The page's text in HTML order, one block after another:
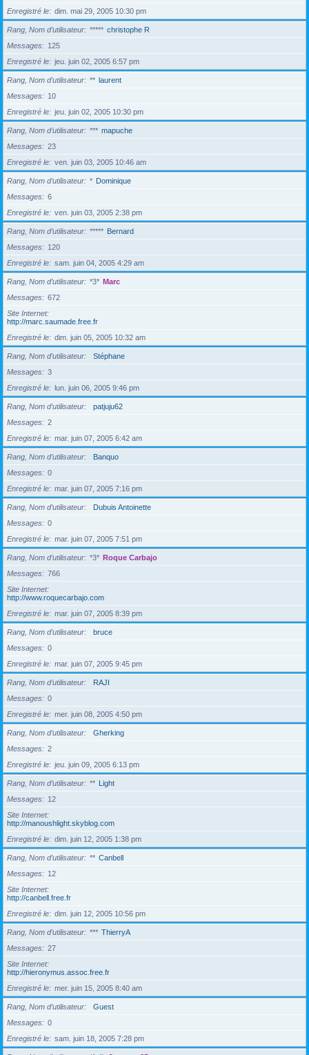
Enregistré le
dim. mai 29, 2005 10:30 pm
Rang, Nom d’utilisateur ***** christophe R
Messages
125
Enregistré le
jeu. juin 02, 2005 6:57 pm
Rang, Nom d’utilisateur ** laurent
Messages
10
Enregistré le
jeu. juin 02, 2005 10:30 pm
Rang, Nom d’utilisateur *** mapuche
Messages
23
Enregistré le
ven. juin 03, 2005 10:46 am
Rang, Nom d’utilisateur * Dominique
Messages
6
Enregistré le
ven. juin 03, 2005 2:38 pm
Rang, Nom d’utilisateur ***** Bernard
Messages
120
Enregistré le
sam. juin 04, 2005 4:29 am
Rang, Nom d’utilisateur *3* Marc
Messages
672
Site Internet
http://marc.saumade.free.fr
Enregistré le
dim. juin 05, 2005 10:32 am
Rang, Nom d’utilisateur
Stéphane
Messages
3
Enregistré le
lun. juin 06, 2005 9:46 pm
Rang, Nom d’utilisateur
patjuju62
Messages
2
Enregistré le
mar. juin 07, 2005 6:42 am
Rang, Nom d’utilisateur
Banquo
Messages
0
Enregistré le
mar. juin 07, 2005 7:16 pm
Rang, Nom d’utilisateur
Dubuis Antoinette
Messages
0
Enregistré le
mar. juin 07, 2005 7:51 pm
Rang, Nom d’utilisateur *3* Roque Carbajo
Messages
766
Site Internet
http://www.roquecarbajo.com
Enregistré le
mar. juin 07, 2005 8:39 pm
Rang, Nom d’utilisateur
bruce
Messages
0
Enregistré le
mar. juin 07, 2005 9:45 pm
Rang, Nom d’utilisateur
RAJI
Messages
0
Enregistré le
mer. juin 08, 2005 4:50 pm
Rang, Nom d’utilisateur
Gherking
Messages
2
Enregistré le
jeu. juin 09, 2005 6:13 pm
Rang, Nom d’utilisateur ** Light
Messages
12
Site Internet
http://manoushlight.skyblog.com
Enregistré le
dim. juin 12, 2005 1:38 pm
Rang, Nom d’utilisateur ** Canbell
Messages
12
Site Internet
http://canbell.free.fr
Enregistré le
dim. juin 12, 2005 10:56 pm
Rang, Nom d’utilisateur *** ThierryA
Messages
27
Site Internet
http://hieronymus.assoc.free.fr
Enregistré le
mer. juin 15, 2005 8:40 am
Rang, Nom d’utilisateur
Guest
Messages
0
Enregistré le
sam. juin 18, 2005 7:28 pm